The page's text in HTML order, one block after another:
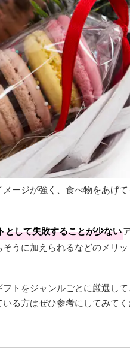
ージが強く、食べ物をあげ
として失敗することが少ない
うに加えられるなどのメリッ
トをジャンルごとに厳選し
る方はぜひ参考にしてみてく